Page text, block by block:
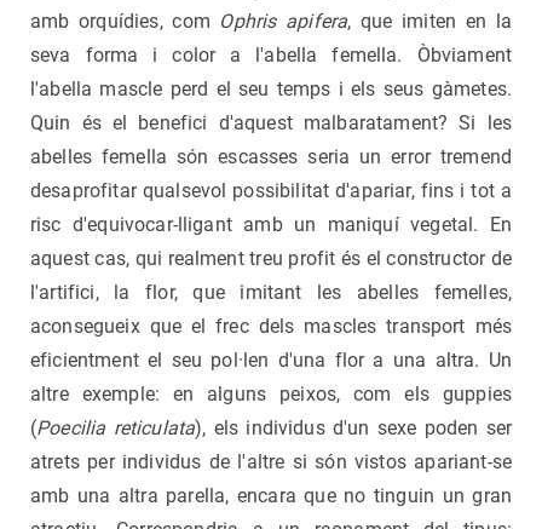
amb orquídies, com Ophris apifera, que imiten en la
seva forma i color a l'abella femella. Òbviament
l'abella mascle perd el seu temps i els seus gàmetes.
Quin és el benefici d'aquest malbaratament? Si les
abelles femella són escasses seria un error tremend
desaprofitar qualsevol possibilitat d'apariar, fins i tot a
risc d'equivocar-lligant amb un maniquí vegetal. En
aquest cas, qui realment treu profit és el constructor de
l'artifici, la flor, que imitant les abelles femelles,
aconsegueix que el frec dels mascles transport més
eficientment el seu pol·len d'una flor a una altra. Un
altre exemple: en alguns peixos, com els guppies
(Poecilia reticulata), els individus d'un sexe poden ser
atrets per individus de l'altre si són vistos apariant-se
amb una altra parella, encara que no tinguin un gran